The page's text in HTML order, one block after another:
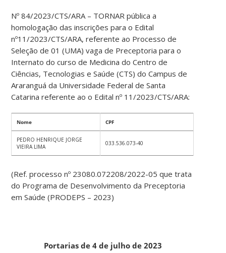
Nº 84/2023/CTS/ARA – TORNAR pública a
homologação das inscrições para o Edital
nº11/2023/CTS/ARA, referente ao Processo de
Seleção de 01 (UMA) vaga de Preceptoria para o
Internato do curso de Medicina do Centro de
Ciências, Tecnologias e Saúde (CTS) do Campus de
Araranguá da Universidade Federal de Santa
Catarina referente ao o Edital nº 11/2023/CTS/ARA:
Nome CPF
PEDRO HENRIQUE JORGE
VIEIRA LIMA
033.536.073-40
(Ref. processo nº 23080.072208/2022-05 que trata
do Programa de Desenvolvimento da Preceptoria
em Saúde (PRODEPS – 2023)
Portarias de 4 de julho de 2023